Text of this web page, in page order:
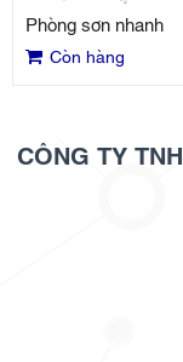
Phòng sơn nhanh
Còn hàng
CÔNG TY